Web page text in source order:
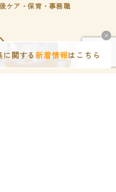
に関する新着情報はこちら
ケア・保育 ・事務職
タビュー